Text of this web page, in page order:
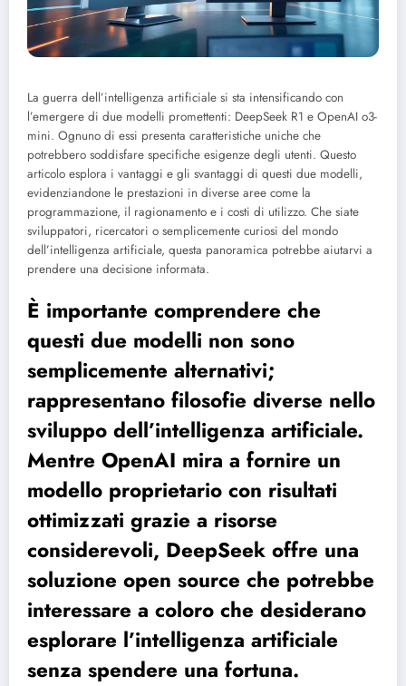
La guerra dell’intelligenza artificiale si sta intensificando con
l’emergere di due modelli promettenti: DeepSeek R1 e OpenAI o3-
mini. Ognuno di essi presenta caratteristiche uniche che
potrebbero soddisfare specifiche esigenze degli utenti. Questo
articolo esplora i vantaggi e gli svantaggi di questi due modelli,
evidenziandone le prestazioni in diverse aree come la
programmazione, il ragionamento e i costi di utilizzo. Che siate
sviluppatori, ricercatori o semplicemente curiosi del mondo
dell’intelligenza artificiale, questa panoramica potrebbe aiutarvi a
prendere una decisione informata.
È importante comprendere che
questi due modelli non sono
semplicemente alternativi;
rappresentano filosofie diverse nello
sviluppo dell’intelligenza artificiale.
Mentre OpenAI mira a fornire un
modello proprietario con risultati
ottimizzati grazie a risorse
considerevoli, DeepSeek offre una
soluzione open source che potrebbe
interessare a coloro che desiderano
esplorare l’intelligenza artificiale
senza spendere una fortuna.